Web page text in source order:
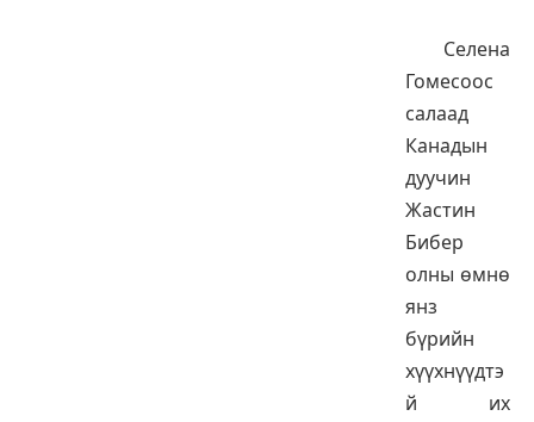
Селена
Гомесоос
салаад
Канадын
дуучин
Жастин
Бибер
олны өмнө
янз
бүрийн
хүүхнүүдтэ
й их